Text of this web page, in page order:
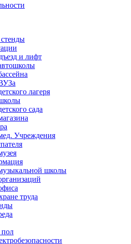
и лифт
лагеря
сада
Учреждения
школы
труда
пол